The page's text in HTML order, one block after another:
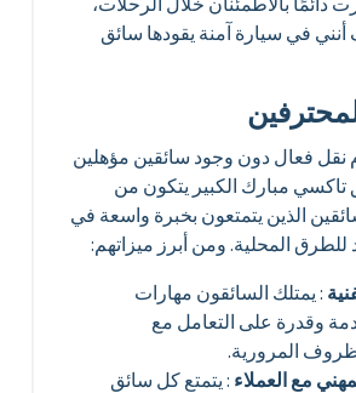
في سيارة آمنة يقودها سائق
نقل فعال دون وجود سائقين مؤهلين
مبارك الكبير يتكون من
الذين يتمتعون بخبرة واسعة في
للطرق المحلية. ومن أبرز ميزاتهم:
: يمتلك السائقون مهارات
وقدرة على التعامل مع
المرورية.
مع العملاء: يتمتع كل سائق